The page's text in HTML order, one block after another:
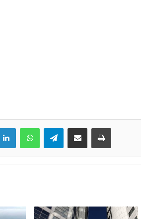
LinkedInWhatsAppTelegramShare via Email Print